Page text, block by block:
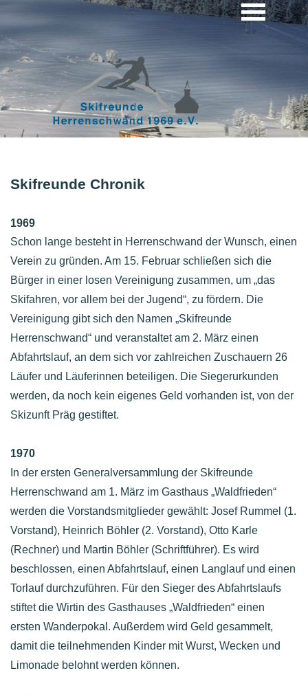
Skifreunde Chronik
1969
Schon lange besteht in Herrenschwand der Wunsch, einen
Verein zu gründen. Am 15. Februar schließen sich die
Bürger in einer losen Vereinigung zusammen, um „das
Skifahren, vor allem bei der Jugend“, zu fördern. Die
Vereinigung gibt sich den Namen „Skifreunde
Herrenschwand“ und veranstaltet am 2. März einen
Abfahrtslauf, an dem sich vor zahlreichen Zuschauern 26
Läufer und Läuferinnen beteiligen. Die Siegerurkunden
werden, da noch kein eigenes Geld vorhanden ist, von der
Skizunft Präg gestiftet.
1970
In der ersten Generalversammlung der Skifreunde
Herrenschwand am 1. März im Gasthaus „Waldfrieden“
werden die Vorstandsmitglieder gewählt: Josef Rummel (1.
Vorstand), Heinrich Böhler (2. Vorstand), Otto Karle
(Rechner) und Martin Böhler (Schriftführer). Es wird
beschlossen, einen Abfahrtslauf, einen Langlauf und einen
Torlauf durchzuführen. Für den Sieger des Abfahrtslaufs
stiftet die Wirtin des Gasthauses „Waldfrieden“ einen
ersten Wanderpokal. Außerdem wird Geld gesammelt,
damit die teilnehmenden Kinder mit Wurst, Wecken und
Limonade belohnt werden können.